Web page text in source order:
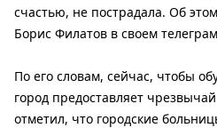
счастью, не пострадала. Об
Борис Филатов в своем
По его словам, сейчас, чтобы
город предоставляет
отметил, что городские